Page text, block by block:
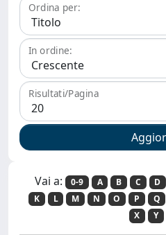
Ordina per:
In ordine:
Risultati/Pagina
Vai a: 0-9 A B C D
K
L M N O P Q
X
Y